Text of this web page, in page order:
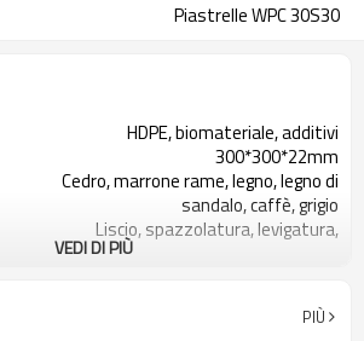
Piastrelle WPC 30S30
HDPE, biomateriale, additivi
300*300*22mm
Cedro, marrone rame, legno, legno di
sandalo, caffè, grigio
Liscio, spazzolatura, levigatura,
Stampaggio per estrusione
Piattaforma, balcone, terrazza,
VEDI DI PIÙ
PIÙ